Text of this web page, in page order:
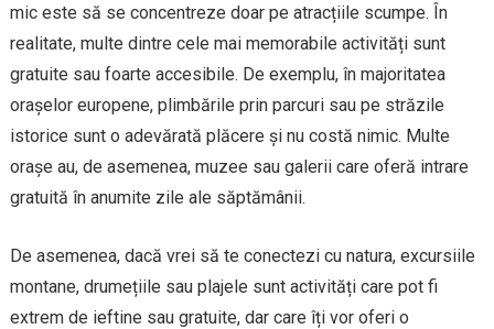
mic este să se concentreze doar pe atracțiile scumpe. În
realitate, multe dintre cele mai memorabile activități sunt
gratuite sau foarte accesibile. De exemplu, în majoritatea
orașelor europene, plimbările prin parcuri sau pe străzile
istorice sunt o adevărată plăcere și nu costă nimic. Multe
orașe au, de asemenea, muzee sau galerii care oferă intrare
gratuită în anumite zile ale săptămânii.
De asemenea, dacă vrei să te conectezi cu natura, excursiile
montane, drumețiile sau plajele sunt activități care pot fi
extrem de ieftine sau gratuite, dar care îți vor oferi o